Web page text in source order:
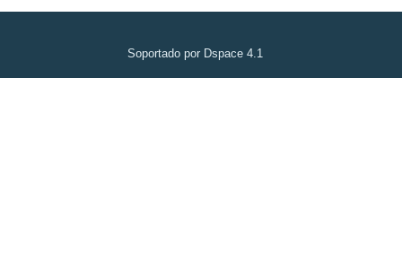
Soportado por Dspace 4.1